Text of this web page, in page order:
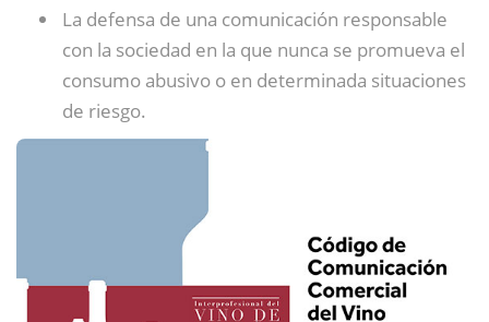
La defensa de una comunicación responsable
con la sociedad en la que nunca se promueva el
consumo abusivo o en determinada situaciones
de riesgo.